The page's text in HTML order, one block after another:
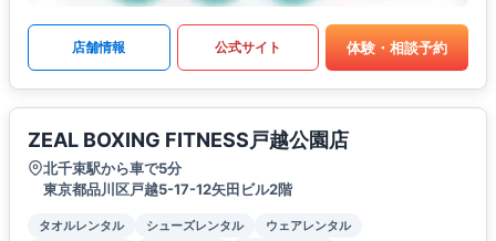
店舗情報 公式サイト 体験・相談予約
ZEAL BOXING FITNESS戸越公園店
北千束駅から車で5分
東京都品川区戸越5-17-12矢田ビル2階
タオルレンタル シューズレンタル
ウェアレンタル